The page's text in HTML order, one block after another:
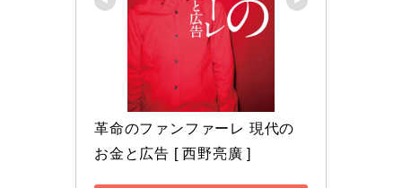
革命のファンファーレ 現代の
お金と広告 [ 西野亮廣 ]